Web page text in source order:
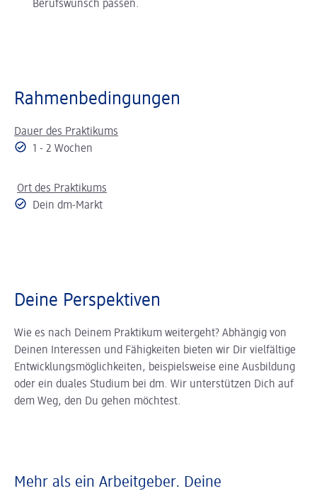
Berufswunsch passen.
Rahmenbedingungen
Dauer des Praktikums
1 - 2 Wochen
Ort des Praktikums
Dein dm-Markt
Deine Perspektiven
Wie es nach Deinem Praktikum weitergeht? Abhängig von
Deinen Interessen und Fähigkeiten bieten wir Dir vielfältige
Entwicklungsmöglichkeiten, beispielsweise eine Ausbildung
oder ein duales Studium bei dm. Wir unterstützen Dich auf
dem Weg, den Du gehen möchtest.
Mehr als ein Arbeitgeber. Deine